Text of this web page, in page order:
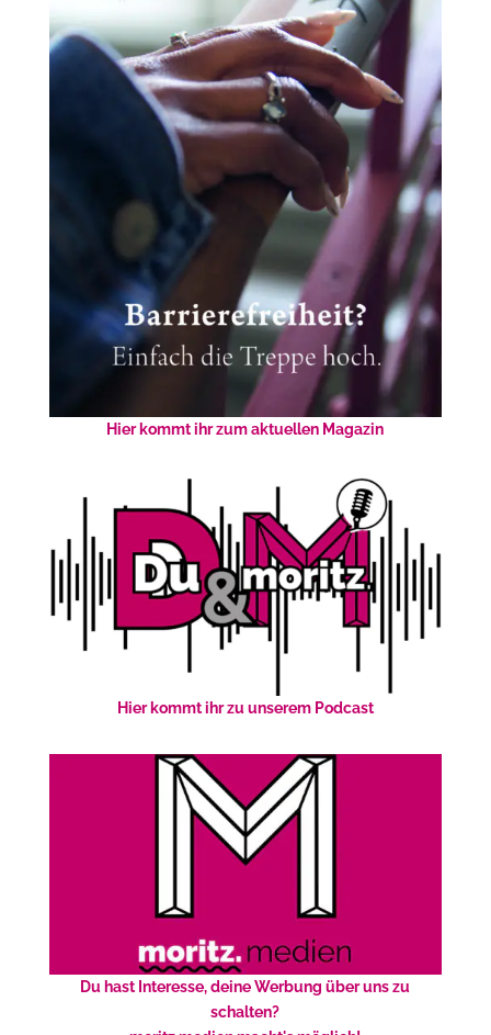
Hier kommt ihr zum aktuellen Magazin
Hier kommt ihr zu unserem Podcast
Du hast Interesse, deine Werbung über uns zu
schalten?